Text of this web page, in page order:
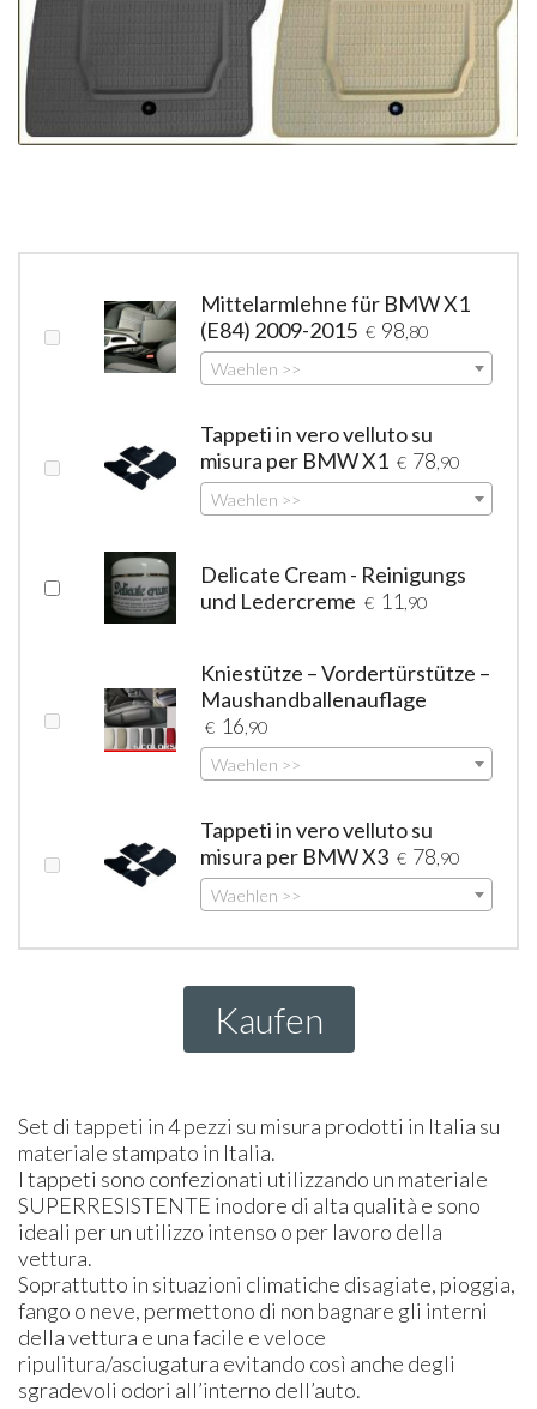
Mittelarmlehne für BMW X1
(E84) 2009-2015 € 98 ,80
Waehlen >>
Tappeti in vero velluto su
misura per BMW X1 € 78 ,90
Waehlen >>
Delicate Cream - Reinigungs
und Ledercreme € 11 ,90
Kniestütze – Vordertürstütze –
Maushandballenauflage
€ 16 ,90
Waehlen >>
Tappeti in vero velluto su
misura per BMW X3 € 78 ,90
Waehlen >>
Kaufen
Set di tappeti in 4 pezzi su misura prodotti in Italia su
materiale stampato in Italia.
I tappeti sono confezionati utilizzando un materiale
SUPERRESISTENTE inodore di alta qualità e sono
ideali per un utilizzo intenso o per lavoro della
vettura.
Soprattutto in situazioni climatiche disagiate, pioggia,
fango o neve, permettono di non bagnare gli interni
della vettura e una facile e veloce
ripulitura/asciugatura evitando così anche degli
sgradevoli odori all’interno dell’auto.